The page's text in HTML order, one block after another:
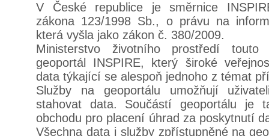
V České republice je směrnice
zákona 123/1998 Sb., o právu na
která vyšla jako zákon č. 380/2009.
Ministerstvo životního prostředí touto
geoportál INSPIRE, který široké
data týkající se alespoň jednoho z témat
Služby na geoportálu umožňují
stahovat data. Součástí geoportálu je
obchodu pro placení úhrad za poskytnutí
Všechna data i služby zpřístupněné na